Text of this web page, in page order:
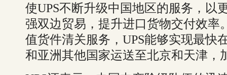
使UPS不断升级中国地区的服务，以
强双边贸易，提升进口货物交付效率
值货件清关服务，UPS能够实现最快
和亚洲其他国家运送至北京和天津，